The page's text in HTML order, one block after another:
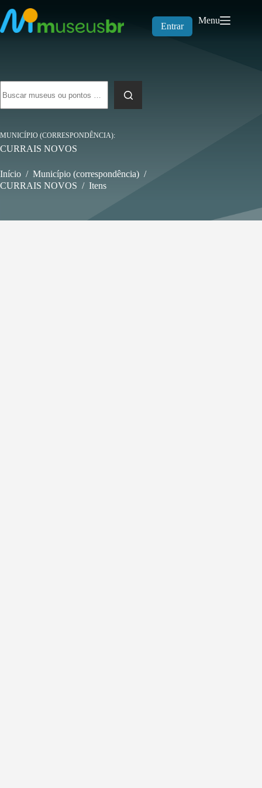
para
o
conteúdo
Entrar
Menu
resultados
MUNICÍPIO (CORRESPONDÊNCIA)
CURRAIS NOVOS
Início / Município (correspondência) /
CURRAIS NOVOS / Itens